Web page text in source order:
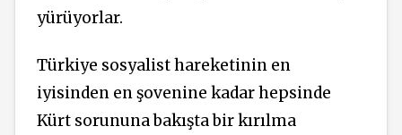
yürüyorlar.
Türkiye sosyalist hareketinin en
iyisinden en şovenine kadar hepsinde
Kürt sorununa bakışta bir kırılma